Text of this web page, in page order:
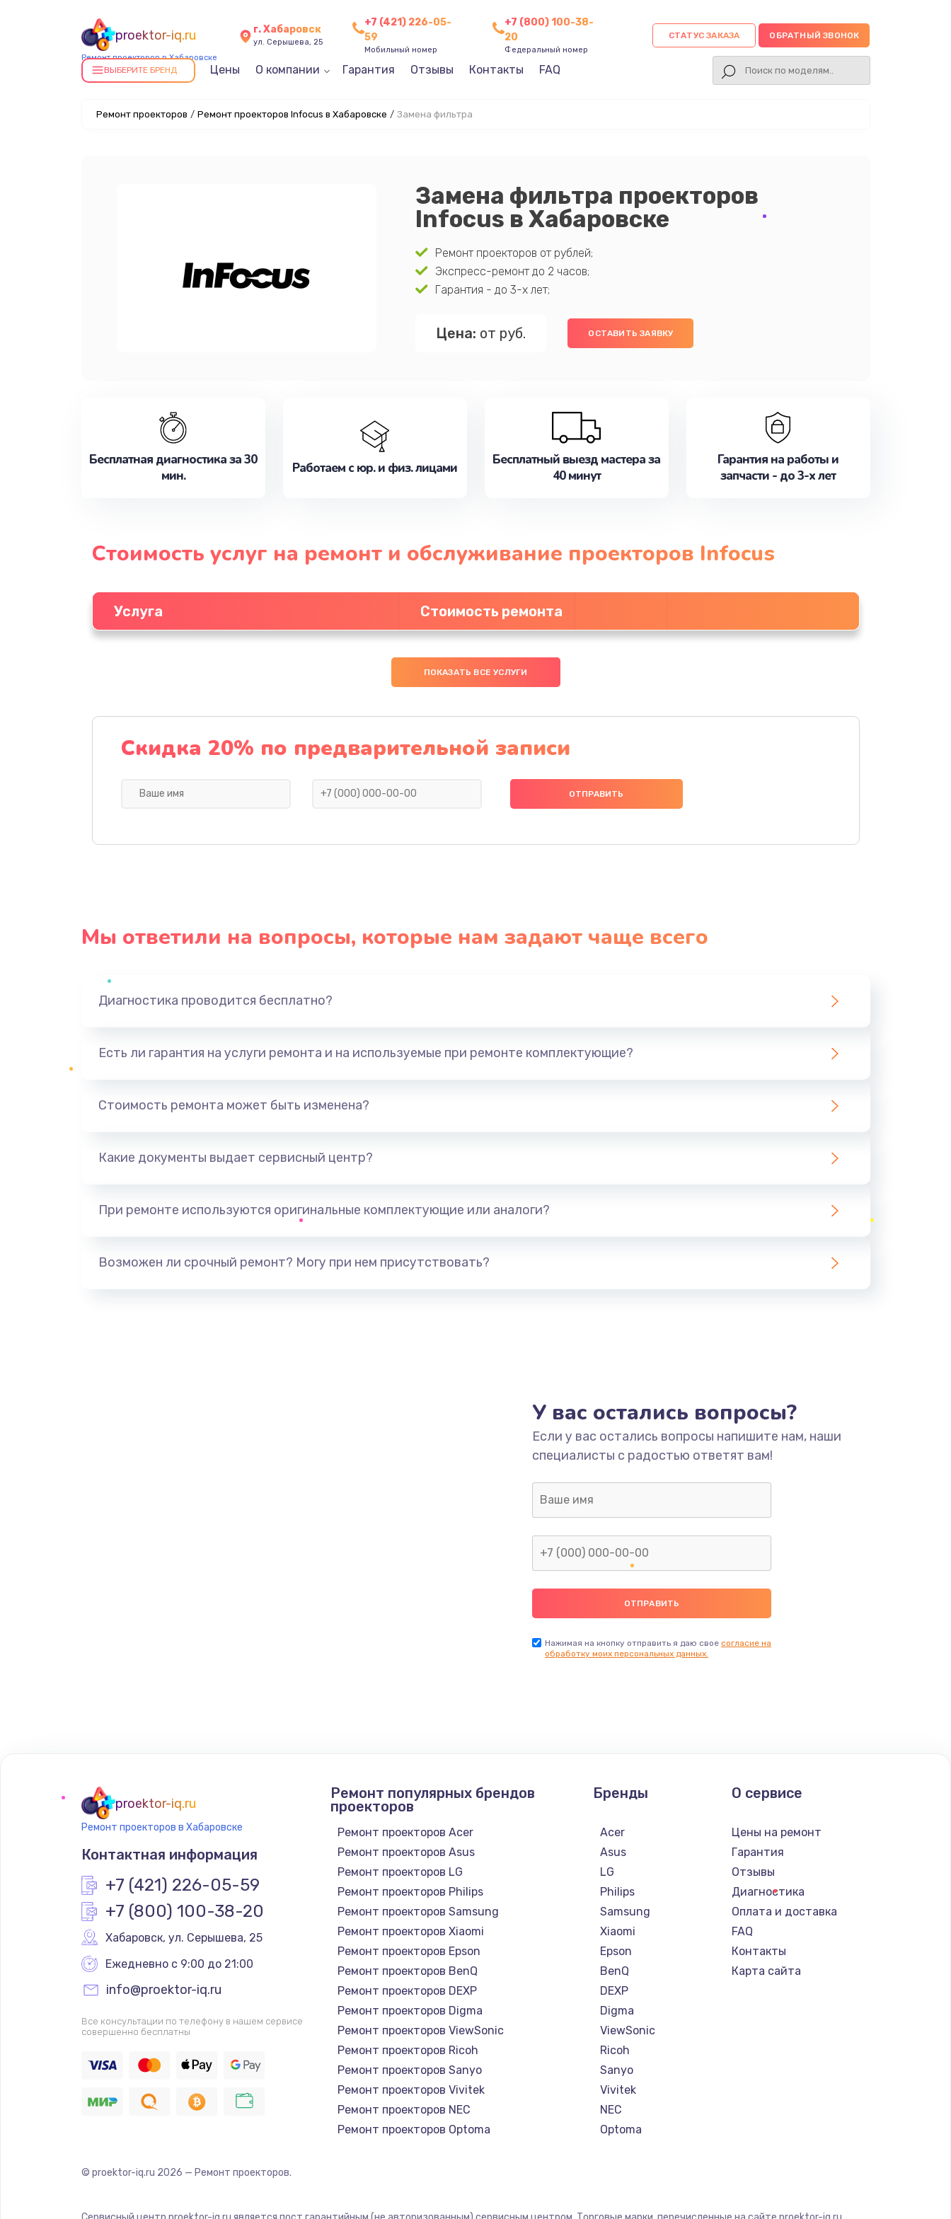
proektor-iq.ru
Ремонт проекторов в Хабаровске
г. Хабаровск
ул. Серышева, 25
+7 (421) 226-05-
59
Мобильный номер
+7 (800) 100-38-
20
Федеральный номер
СТАТУС ЗАКАЗА ОБРАТНЫЙ ЗВОНОК
ВЫБЕРИТЕ БРЕНД Цены О компании Гарантия Отзывы Контакты FAQ
Ремонт проекторов / Ремонт проекторов Infocus в Хабаровске / Замена фильтра
Замена фильтра проекторов
Infocus в Хабаровске
Ремонт проекторов от рублей;
Экспресс-ремонт до 2 часов;
Гарантия - до 3-х лет;
Цена: от руб. ОСТАВИТЬ ЗАЯВКУ
Бесплатная диагностика за 30
мин.
Работаем с юр. и физ. лицами
Бесплатный выезд мастера за
40 минут
Гарантия на работы и
запчасти - до 3-х лет
Стоимость услуг на ремонт и обслуживание проекторов Infocus
Услуга Стоимость ремонта
ПОКАЗАТЬ ВСЕ УСЛУГИ
Скидка 20% по предварительной записи
Мы ответили на вопросы, которые нам задают чаще всего
Диагностика проводится бесплатно?
Есть ли гарантия на услуги ремонта и на используемые при ремонте комплектующие?
Стоимость ремонта может быть изменена?
Какие документы выдает сервисный центр?
При ремонте используются оригинальные комплектующие или аналоги?
Возможен ли срочный ремонт? Могу при нем присутствовать?
У вас остались вопросы?
Если у вас остались вопросы напишите нам, наши
специалисты с радостью ответят вам!
Нажимая на кнопку отправить я даю свое согласие на
обработку моих персональных данных.
proektor-iq.ru
Ремонт проекторов в Хабаровске
Контактная информация
+7 (421) 226-05-59
+7 (800) 100-38-20
Хабаровск, ул. Серышева, 25
Ежедневно с 9:00 до 21:00
info@proektor-iq.ru
Все консультации по телефону в нашем сервисе
совершенно бесплатны
Ремонт популярных брендов
проекторов
Ремонт проекторов Acer
Ремонт проекторов Asus
Ремонт проекторов LG
Ремонт проекторов Philips
Ремонт проекторов Samsung
Ремонт проекторов Xiaomi
Ремонт проекторов Epson
Ремонт проекторов BenQ
Ремонт проекторов DEXP
Ремонт проекторов Digma
Ремонт проекторов ViewSonic
Ремонт проекторов Ricoh
Ремонт проекторов Sanyo
Ремонт проекторов Vivitek
Ремонт проекторов NEC
Ремонт проекторов Optoma
Бренды
Acer
Asus
LG
Philips
Samsung
Xiaomi
Epson
BenQ
DEXP
Digma
ViewSonic
Ricoh
Sanyo
Vivitek
NEC
Optoma
О сервисе
Цены на ремонт
Гарантия
Отзывы
Диагностика
Оплата и доставка
FAQ
Контакты
Карта сайта
© proektor-iq.ru 2026 — Ремонт проекторов.